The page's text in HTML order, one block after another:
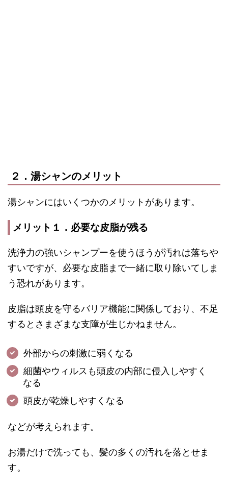
２．湯シャンのメリット
湯シャンにはいくつかのメリットがあります。
メリット１．必要な皮脂が残る
洗浄力の強いシャンプーを使うほうが汚れは落ちや
すいですが、必要な皮脂まで一緒に取り除いてしま
う恐れがあります。
皮脂は頭皮を守るバリア機能に関係しており、不足
するとさまざまな支障が生じかねません。
外部からの刺激に弱くなる
細菌やウィルスも頭皮の内部に侵入しやすく
なる
頭皮が乾燥しやすくなる
などが考えられます。
お湯だけで洗っても、髪の多くの汚れを落とせま
す。